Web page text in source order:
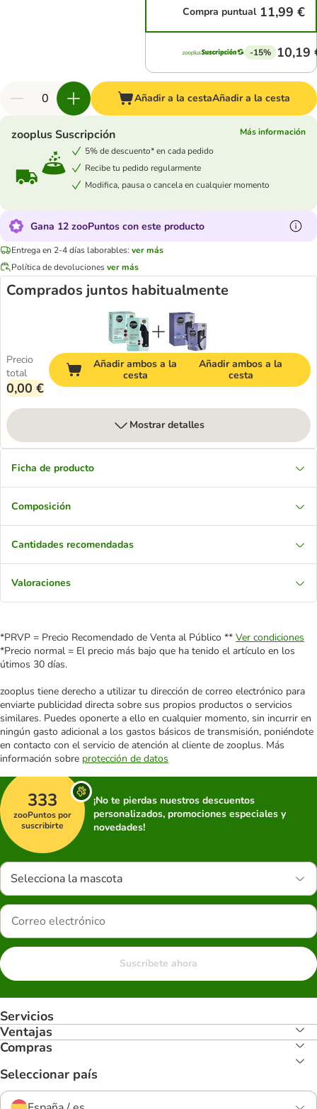
Compra puntual 11,99 €
-15% 10,19
Añadir a la cestaAñadir a la cesta
zooplus Suscripción
Más información
5% de descuento* en cada pedido
Recibe tu pedido regularmente
Modifica, pausa o cancela en cualquier momento
Gana 12 zooPuntos con este producto
Entrega en 2-4 días laborables: ver más
Política de devolucionesver más
Comprados juntos habitualmente
Precio
total
0,00 €
Añadir ambos a la
cesta
Añadir ambos a la
cesta
Mostrar detalles
Ficha de producto
Composición
Cantidades recomendadas
Valoraciones
*PRVP = Precio Recomendado de Venta al Público ** Ver condiciones
*Precio normal = El precio más bajo que ha tenido el artículo en los
útimos 30 días.
zooplus tiene derecho a utilizar tu dirección de correo electrónico para
enviarte publicidad directa sobre sus propios productos o servicios
similares. Puedes oponerte a ello en cualquier momento, sin incurrir en
ningún gasto adicional a los gastos básicos de transmisión, poniéndote
en contacto con el servicio de atención al cliente de zooplus. Más
información sobre protección de datos
333
zooPuntos por
suscribirte
¡No te pierdas nuestros descuentos
personalizados, promociones especiales y
novedades!
Selecciona la mascota
Suscríbete ahora
Servicios
Ventajas
Compras
Seleccionar país